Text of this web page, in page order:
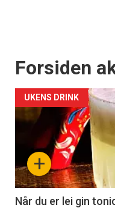
Forsiden
+
UKENS DRINK
Når du er lei gin